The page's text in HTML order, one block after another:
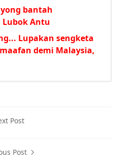
bantah
Lubok Antu
Lupakan sengketa
demi Malaysia,
Post
Post